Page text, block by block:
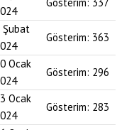
Şubat
Gösterim: 363
Ocak
Gösterim: 296
Ocak
Gösterim: 283